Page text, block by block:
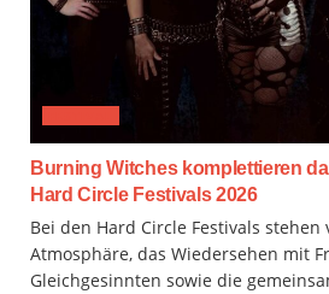
Burning Witches komplettieren
Hard Circle Festivals 2026
Bei den Hard Circle Festivals
Atmosphäre, das Wiedersehen mit
Gleichgesinnten sowie die